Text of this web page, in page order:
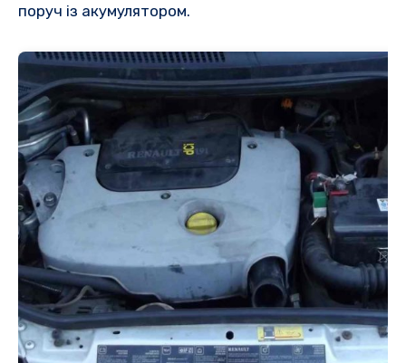
поруч із акумулятором.